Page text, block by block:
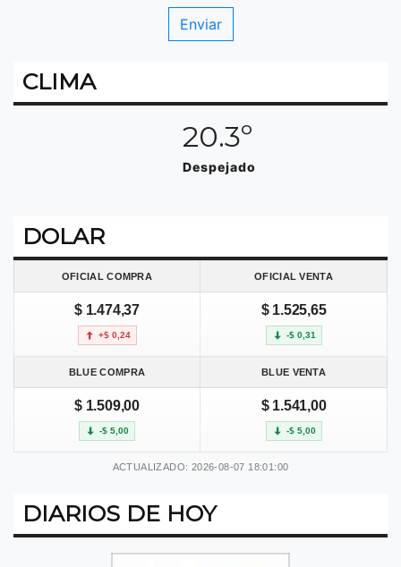
CLIMA
20.3º
Despejado
DOLAR
OFICIAL COMPRA OFICIAL VENTA
$ 1.474,37
+$ 0,24
$ 1.525,65
-$ 0,31
BLUE COMPRA BLUE VENTA
$ 1.509,00
-$ 5,00
$ 1.541,00
-$ 5,00
ACTUALIZADO: 2026-08-07 18:01:00
DIARIOS DE HOY